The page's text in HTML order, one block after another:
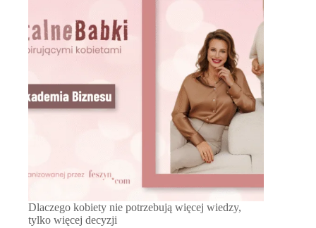
Dlaczego kobiety nie potrzebują więcej wiedzy,
tylko więcej decyzji